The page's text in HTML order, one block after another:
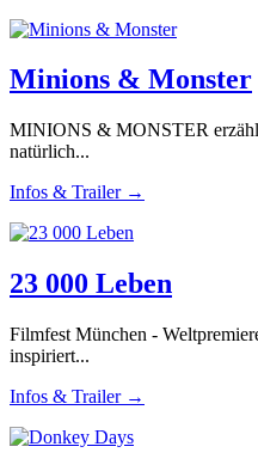
Minions & Monster
MINIONS & MONSTER
natürlich...
Infos & Trailer →
23 000 Leben
Filmfest München -
inspiriert...
Infos & Trailer →